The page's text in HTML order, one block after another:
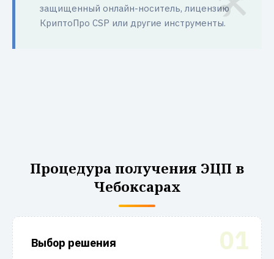
защищенный онлайн-носитель, лицензию
КриптоПро CSP или другие инструменты.
Процедура получения ЭЦП в
Чебоксарах
01
Выбор решения